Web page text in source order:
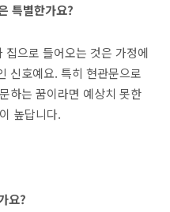
특별한가요?
으로 들어오는 것은 가정에
신호예요. 특히 현관문으로
하는 꿈이라면 예상치 못한
높답니다.
요?